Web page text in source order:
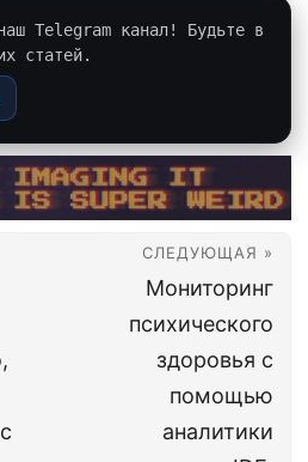
Telegram канал! Будьте в
статей.
СЛЕДУЮЩАЯ »
Мониторинг
психического
здоровья с
помощью
аналитики